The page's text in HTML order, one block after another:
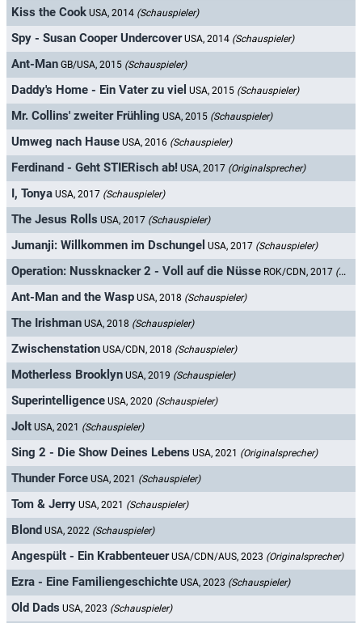
Kiss the Cook USA, 2014 (Schauspieler)
Spy - Susan Cooper Undercover USA, 2014 (Schauspieler)
Ant-Man GB/USA, 2015 (Schauspieler)
Daddy's Home - Ein Vater zu viel USA, 2015 (Schauspieler)
Mr. Collins' zweiter Frühling USA, 2015 (Schauspieler)
Umweg nach Hause USA, 2016 (Schauspieler)
Ferdinand - Geht STIERisch ab! USA, 2017 (Originalsprecher)
I, Tonya USA, 2017 (Schauspieler)
The Jesus Rolls USA, 2017 (Schauspieler)
Jumanji: Willkommen im Dschungel USA, 2017 (Schauspieler)
Operation: Nussknacker 2 - Voll auf die Nüsse ROK/CDN, 2017 (Schauspieler)
Ant-Man and the Wasp USA, 2018 (Schauspieler)
The Irishman USA, 2018 (Schauspieler)
Zwischenstation USA/CDN, 2018 (Schauspieler)
Motherless Brooklyn USA, 2019 (Schauspieler)
Superintelligence USA, 2020 (Schauspieler)
Jolt USA, 2021 (Schauspieler)
Sing 2 - Die Show Deines Lebens USA, 2021 (Originalsprecher)
Thunder Force USA, 2021 (Schauspieler)
Tom & Jerry USA, 2021 (Schauspieler)
Blond USA, 2022 (Schauspieler)
Angespült - Ein Krabbenteuer USA/CDN/AUS, 2023 (Originalsprecher)
Ezra - Eine Familiengeschichte USA, 2023 (Schauspieler)
Old Dads USA, 2023 (Schauspieler)